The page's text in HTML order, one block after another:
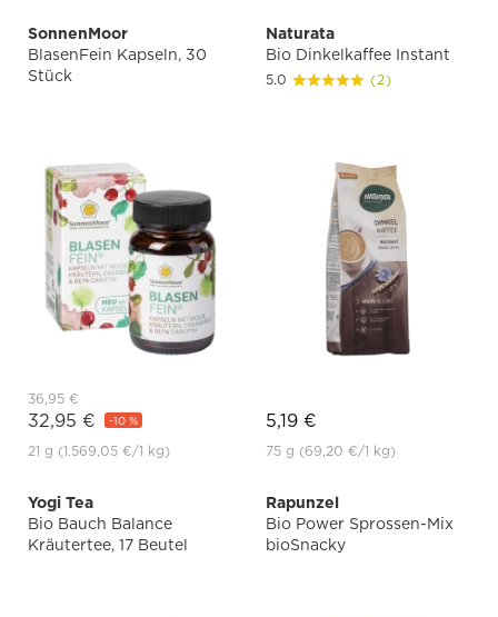
SonnenMoor
BlasenFein Kapseln, 30
Stück
36,95 €
32,95 € -10 %
21 g (1.569,05 €/1 kg)
Naturata
Bio Dinkelkaffee Instant
5.0 (2)
5,19 €
75 g (69,20 €/1 kg)
Yogi Tea
Bio Bauch Balance
Kräutertee, 17 Beutel
Rapunzel
Bio Power Sprossen-Mix
bioSnacky